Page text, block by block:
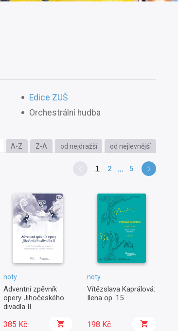
Edice ZUŠ
Orchestrální hudba
A-Z Z-A od nejdražší od nejlevnější
1 2 5
noty
Adventní zpěvník
opery Jihočeského
divadla II
385 Kč
noty
Vítězslava Kaprálová:
Ilena op. 15
198 Kč